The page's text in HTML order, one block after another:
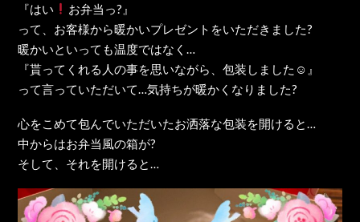
『はい
お弁当っ?』
って、お客様から暖かいプレゼントをいただきました?
暖かいといっても温度ではなく…
『貰ってくれる人の事を思いながら、包装しました☺』
って言っていただいて…気持ちが暖かくなりました?
心をこめて包んでいただいたお洒落な包装を開けると…
中からはお弁当風の箱が?
そして、それを開けると…